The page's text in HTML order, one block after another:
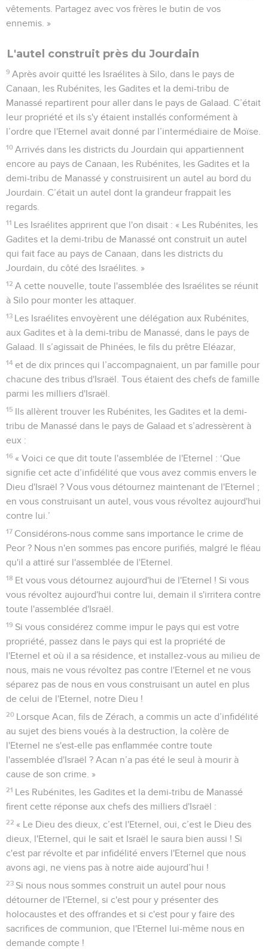
vêtements. Partagez avec vos frères le butin de vos
ennemis. »
L'autel construit près du Jourdain
9 Après avoir quitté les Israélites à Silo, dans le pays de
Canaan, les Rubénites, les Gadites et la demi-tribu de
Manassé repartirent pour aller dans le pays de Galaad. C’était
leur propriété et ils s'y étaient installés conformément à
l’ordre que l'Eternel avait donné par l’intermédiaire de Moïse.
10 Arrivés dans les districts du Jourdain qui appartiennent
encore au pays de Canaan, les Rubénites, les Gadites et la
demi-tribu de Manassé y construisirent un autel au bord du
Jourdain. C’était un autel dont la grandeur frappait les
regards.
11 Les Israélites apprirent que l'on disait : « Les Rubénites, les
Gadites et la demi-tribu de Manassé ont construit un autel
qui fait face au pays de Canaan, dans les districts du
Jourdain, du côté des Israélites. »
12 A cette nouvelle, toute l'assemblée des Israélites se réunit
à Silo pour monter les attaquer.
13 Les Israélites envoyèrent une délégation aux Rubénites,
aux Gadites et à la demi-tribu de Manassé, dans le pays de
Galaad. Il s’agissait de Phinées, le fils du prêtre Eléazar,
14 et de dix princes qui l’accompagnaient, un par famille pour
chacune des tribus d'Israël. Tous étaient des chefs de famille
parmi les milliers d'Israël.
15 Ils allèrent trouver les Rubénites, les Gadites et la demi-
tribu de Manassé dans le pays de Galaad et s’adressèrent à
eux :
16 « Voici ce que dit toute l'assemblée de l'Eternel : ‘Que
signifie cet acte d’infidélité que vous avez commis envers le
Dieu d'Israël ? Vous vous détournez maintenant de l'Eternel ;
en vous construisant un autel, vous vous révoltez aujourd'hui
contre lui.’
17 Considérons-nous comme sans importance le crime de
Peor ? Nous n'en sommes pas encore purifiés, malgré le fléau
qu'il a attiré sur l'assemblée de l'Eternel.
18 Et vous vous détournez aujourd'hui de l'Eternel ! Si vous
vous révoltez aujourd'hui contre lui, demain il s'irritera contre
toute l'assemblée d'Israël.
19 Si vous considérez comme impur le pays qui est votre
propriété, passez dans le pays qui est la propriété de
l'Eternel et où il a sa résidence, et installez-vous au milieu de
nous, mais ne vous révoltez pas contre l'Eternel et ne vous
séparez pas de nous en vous construisant un autel en plus
de celui de l'Eternel, notre Dieu !
20 Lorsque Acan, fils de Zérach, a commis un acte d’infidélité
au sujet des biens voués à la destruction, la colère de
l'Eternel ne s'est-elle pas enflammée contre toute
l'assemblée d'Israël ? Acan n’a pas été le seul à mourir à
cause de son crime. »
21 Les Rubénites, les Gadites et la demi-tribu de Manassé
firent cette réponse aux chefs des milliers d'Israël :
22 « Le Dieu des dieux, c’est l'Eternel, oui, c’est le Dieu des
dieux, l'Eternel, qui le sait et Israël le saura bien aussi ! Si
c'est par révolte et par infidélité envers l'Eternel que nous
avons agi, ne viens pas à notre aide aujourd’hui !
23 Si nous nous sommes construit un autel pour nous
détourner de l'Eternel, si c'est pour y présenter des
holocaustes et des offrandes et si c'est pour y faire des
sacrifices de communion, que l'Eternel lui-même nous en
demande compte !